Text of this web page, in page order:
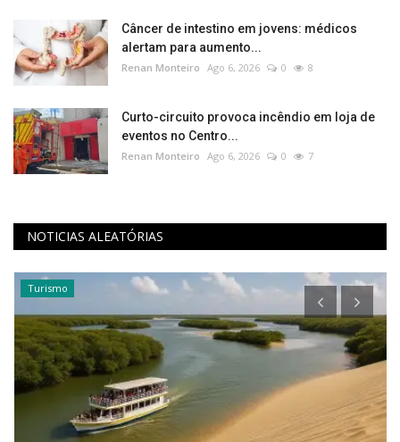
Câncer de intestino em jovens: médicos
alertam para aumento...
Renan Monteiro Ago 6, 2026 0 8
Curto-circuito provoca incêndio em loja de
eventos no Centro...
Renan Monteiro Ago 6, 2026 0 7
NOTICIAS ALEATÓRIAS
Turismo